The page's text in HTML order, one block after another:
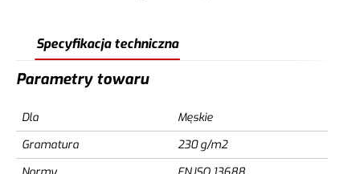
Specyfikacja techniczna
Parametry towaru
Dla
Męskie
Gramatura
230 g/m2